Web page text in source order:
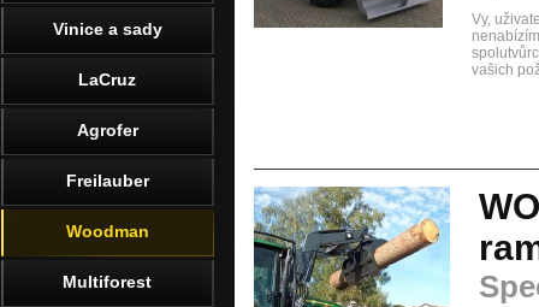
Vy,
vašich
Vinice a sady
LaCruz
Agrofer
Freilauber
Woodman
Multiforest